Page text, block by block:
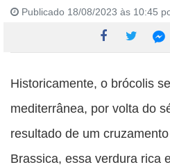
Publicado 18/08/2023 às 10:45
esta
publicação
esta
Historicamente, o brócolis
mediterrânea, por volta do
resultado de um
Brassica, essa verdura rica